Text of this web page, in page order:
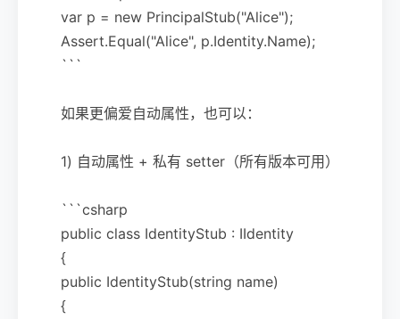
var p = new PrincipalStub("Alice");
Assert.Equal("Alice", p.Identity.Name);
```
如果更偏爱自动属性，也可以：
1) 自动属性 + 私有 setter（所有版本可用）
```csharp
public class IdentityStub : IIdentity
{
public IdentityStub(string name)
{